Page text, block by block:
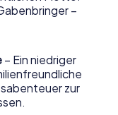
mit dem X-Mas
bietet die
Kollegen also
und planen Sie
Ihrer
–
– Ein niedriger
zur